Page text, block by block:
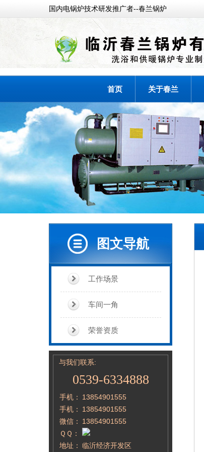
国内电锅炉技术研发推广者--春兰锅炉
首页 关于春兰
图文导航
工作场景
车间一角
荣誉资质
与我们联系:
0539-6334888
手机：
13854901555
手机：
13854901555
微信：
13854901555
ＱＱ：
地址： 临沂经济开发区